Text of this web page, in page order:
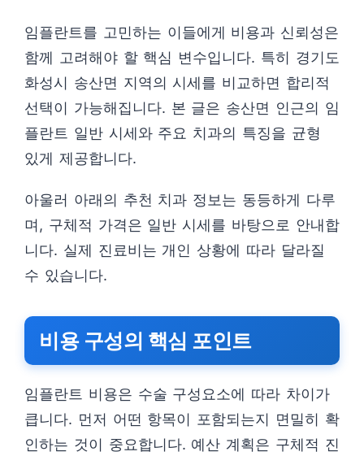
임플란트를 고민하는 이들에게 비용과 신뢰성은
함께 고려해야 할 핵심 변수입니다. 특히 경기도
화성시 송산면 지역의 시세를 비교하면 합리적
선택이 가능해집니다. 본 글은 송산면 인근의 임
플란트 일반 시세와 주요 치과의 특징을 균형
있게 제공합니다.
아울러 아래의 추천 치과 정보는 동등하게 다루
며, 구체적 가격은 일반 시세를 바탕으로 안내합
니다. 실제 진료비는 개인 상황에 따라 달라질
수 있습니다.
비용 구성의 핵심 포인트
임플란트 비용은 수술 구성요소에 따라 차이가
큽니다. 먼저 어떤 항목이 포함되는지 면밀히 확
인하는 것이 중요합니다. 예산 계획은 구체적 진